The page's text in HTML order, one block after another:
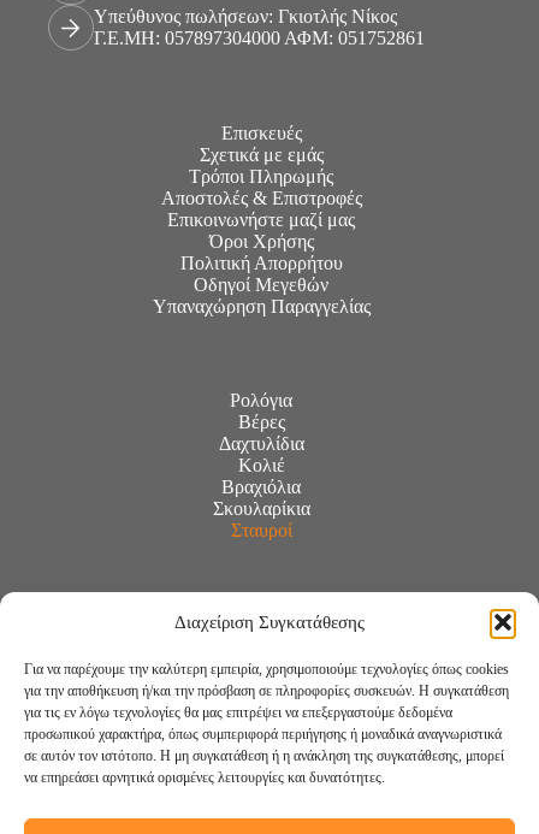
Διαχείριση Συγκατάθεσης
Για να παρέχουμε την καλύτερη εμπειρία, χρησιμοποιούμε τεχνολογίες όπως cookies
για την αποθήκευση ή/και την πρόσβαση σε πληροφορίες συσκευών. Η συγκατάθεση
για τις εν λόγω τεχνολογίες θα μας επιτρέψει να επεξεργαστούμε δεδομένα
προσωπικού χαρακτήρα, όπως συμπεριφορά περιήγησης ή μοναδικά αναγνωριστικά
σε αυτόν τον ιστότοπο. Η μη συγκατάθεση ή η ανάκληση της συγκατάθεσης, μπορεί
να επηρεάσει αρνητικά ορισμένες λειτουργίες και δυνατότητες.
Υπεύθυνος πωλήσεων: Γκιοτλής Νίκος
Γ.Ε.ΜΗ: 057897304000 ΑΦΜ: 051752861
Επισκευές
Σχετικά με εμάς
Τρόποι Πληρωμής
Αποστολές & Επιστροφές
Επικοινωνήστε μαζί μας
Όροι Χρήσης
Πολιτική Απορρήτου
Οδηγοί Μεγεθών
Υπαναχώρηση Παραγγελίας
Ρολόγια
Βέρες
Δαχτυλίδια
Κολιέ
Βραχιόλια
Σκουλαρίκια
Σταυροί